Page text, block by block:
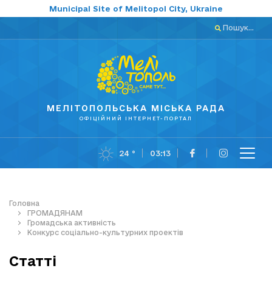
Municipal Site of Melitopol City, Ukraine
Пошук...
МЕЛІТОПОЛЬСЬКА МІСЬКА РАДА
ОФІЦІЙНИЙ ІНТЕРНЕТ-ПОРТАЛ
24 ° 03:13
Головна
ГРОМАДЯНАМ
Громадська активність
Конкурс соціально-культурних проектів
Статті